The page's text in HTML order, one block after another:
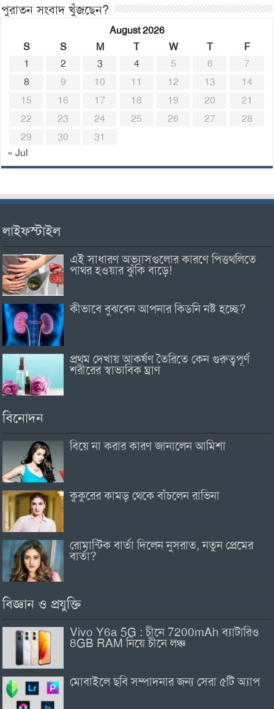
পুরাতন সংবাদ খুঁজছেন?
August 2026
S
S M T W T
F
1
2 3 4 5 6
7
8
9 10 11 12 13
14
15
16 17 18 19 20
21
22
23 24 25 26 27
28
29
30
31
« Jul
লাইফস্টাইল
এই সাধারণ অভ্যাসগুলোর কারণে পিত্তথলিতে
পাথর হওয়ার ঝুঁকি বাড়ে!
কীভাবে বুঝবেন আপনার কিডনি নষ্ট হচ্ছে?
প্রথম দেখায় আকর্ষণ তৈরিতে কেন গুরুত্বপূর্ণ
শরীরের স্বাভাবিক ঘ্রাণ
বিনোদন
বিয়ে না করার কারণ জানালেন আমিশা
কুকুরের কামড় থেকে বাঁচলেন রাভিনা
রোমান্টিক বার্তা দিলেন নুসরাত, নতুন প্রেমের
বার্তা?
বিজ্ঞান ও প্রযুক্তি
Vivo Y6a 5G : চীনে 7200mAh ব্যাটারিও
8GB RAM নিয়ে চীনে লঞ্চ
মোবাইলে ছবি সম্পাদনার জন্য সেরা ৫টি অ্যাপ